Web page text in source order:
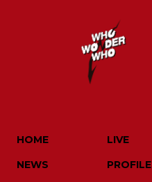
HOME
LIVE
NEWS
PROFILE